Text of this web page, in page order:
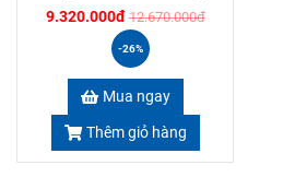
9.320.000đ 12.670.000đ
-26%
Mua ngay
Thêm giỏ hàng